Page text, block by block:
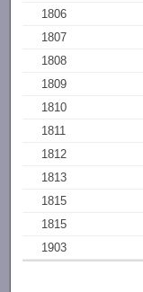
1806
1807
1808
1809
1810
1811
1812
1813
1815
1815
1903